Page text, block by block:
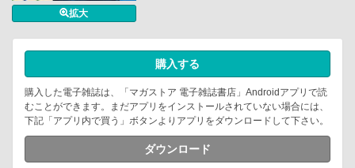
拡大
購入する
購入した電子雑誌は、「マガストア 電子雑誌書店」Androidアプリで読
むことができます。まだアプリをインストールされていない場合には、
下記「アプリ内で買う」ボタンよりアプリをダウンロードして下さい。
ダウンロード